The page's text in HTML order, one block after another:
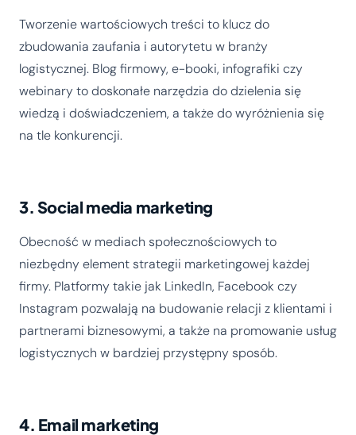
Tworzenie wartościowych treści to klucz do
zbudowania zaufania i autorytetu w branży
logistycznej. Blog firmowy, e-booki, infografiki czy
webinary to doskonałe narzędzia do dzielenia się
wiedzą i doświadczeniem, a także do wyróżnienia się
na tle konkurencji.
3. Social media marketing
Obecność w mediach społecznościowych to
niezbędny element strategii marketingowej każdej
firmy. Platformy takie jak LinkedIn, Facebook czy
Instagram pozwalają na budowanie relacji z klientami i
partnerami biznesowymi, a także na promowanie usług
logistycznych w bardziej przystępny sposób.
4. Email marketing